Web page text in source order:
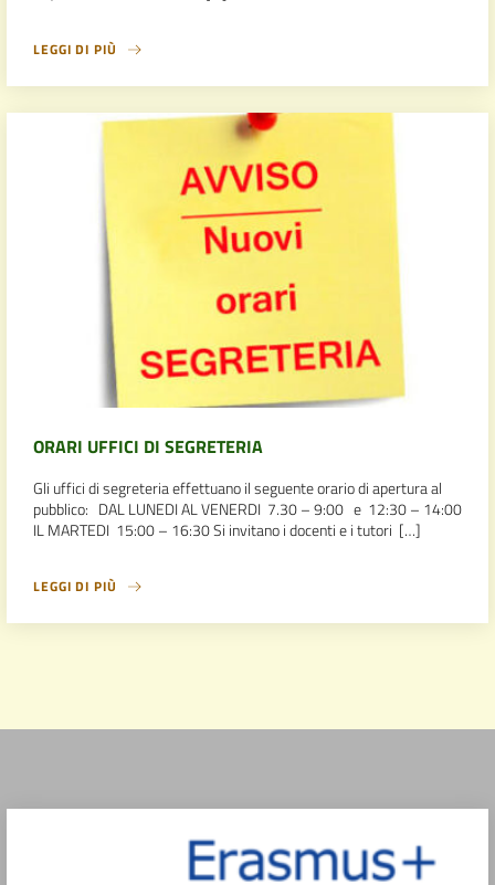
LEGGI DI PIÙ
ORARI UFFICI DI SEGRETERIA
Gli uffici di segreteria effettuano il seguente orario di apertura al
pubblico: DAL LUNEDI AL VENERDI 7.30 – 9:00 e 12:30 – 14:00
IL MARTEDI 15:00 – 16:30 Si invitano i docenti e i tutori […]
LEGGI DI PIÙ